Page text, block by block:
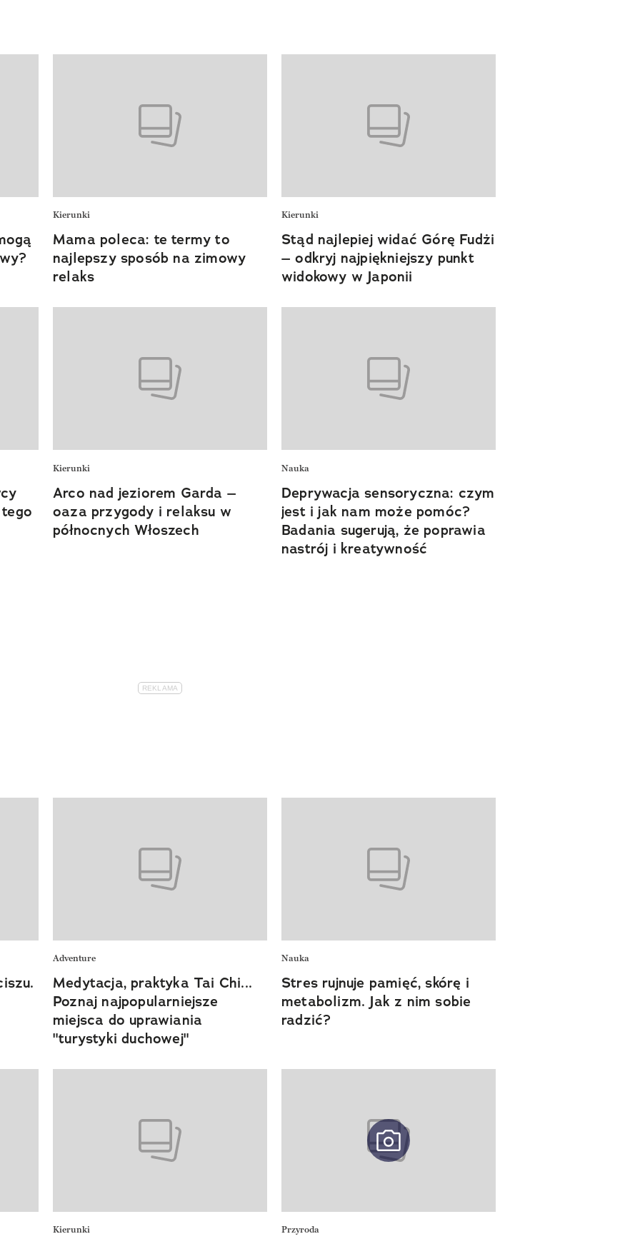
Kierunki
Mama poleca: te termy to
najlepszy sposób na zimowy
relaks
Kierunki
Stąd najlepiej widać Górę Fudżi
– odkryj najpiękniejszy punkt
widokowy w Japonii
Kierunki
Arco nad jeziorem Garda –
oaza przygody i relaksu w
północnych Włoszech
Nauka
Deprywacja sensoryczna: czym
jest i jak nam może pomóc?
Badania sugerują, że poprawia
nastrój i kreatywność
Adventure
Medytacja, praktyka Tai Chi...
Poznaj najpopularniejsze
miejsca do uprawiania
"turystyki duchowej"
Nauka
Stres rujnuje pamięć, skórę i
metabolizm. Jak z nim sobie
radzić?
Kierunki Przyroda